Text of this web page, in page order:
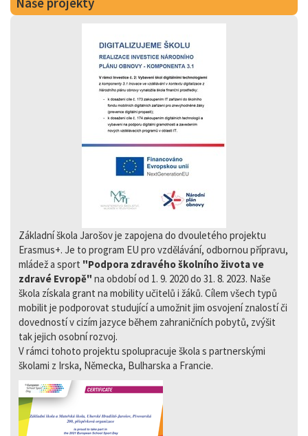
Základní škola Jarošov je zapojena do dvouletého projektu
Erasmus+. Je to program EU pro vzdělávání, odbornou přípravu,
mládež a sport "Podpora zdravého školního života ve
zdravé Evropě" na období od 1. 9. 2020 do 31. 8. 2023. Naše
škola získala grant na mobility učitelů i žáků. Cílem všech typů
mobilit je podporovat studující a umožnit jim osvojení znalostí či
dovedností v cizím jazyce během zahraničních pobytů, zvýšit
tak jejich osobní rozvoj.
V rámci tohoto projektu spolupracuje škola s partnerskými
školami z Irska, Německa, Bulharska a Francie.